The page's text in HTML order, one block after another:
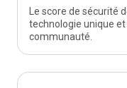
Le score de sécurité
technologie unique
communauté.